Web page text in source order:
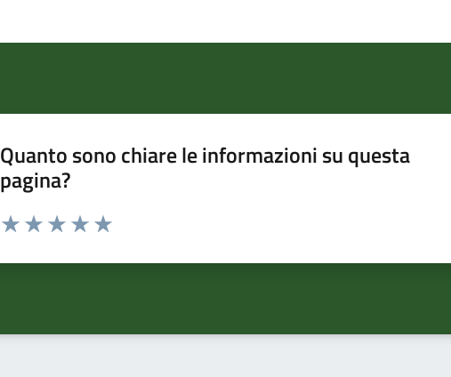
Quanto sono chiare le informazioni su questa
pagina?
Valuta da 1 a 5 stelle la pagina